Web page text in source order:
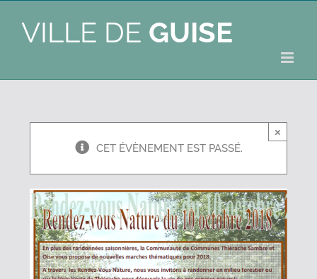
VILLE DE GUISE
×
CET ÉVÈNEMENT EST PASSÉ.